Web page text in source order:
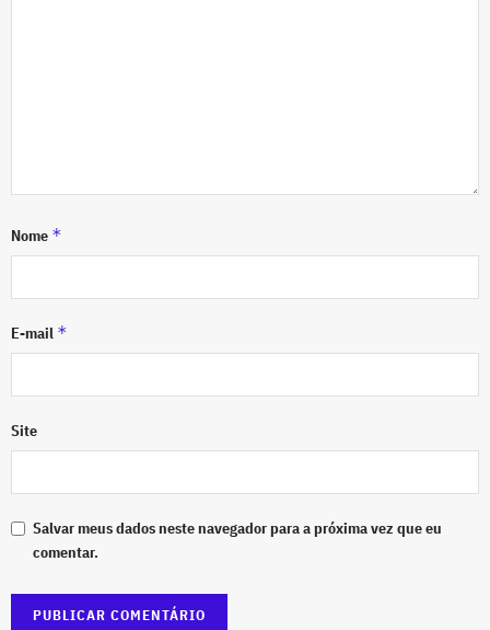
Nome *
E-mail *
Site
Salvar meus dados neste navegador para a próxima vez que eu
comentar.